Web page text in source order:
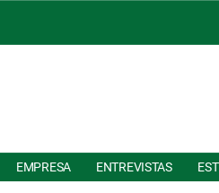
EMPRESA ENTREVISTAS